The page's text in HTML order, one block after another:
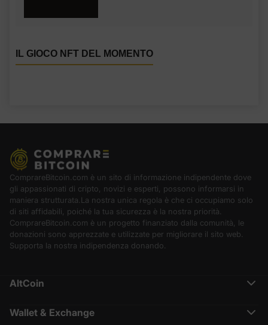
IL GIOCO NFT DEL MOMENTO
ComprareBitcoin.com è un sito di informazione indipendente dove
gli appassionati di cripto, novizi e esperti, possono informarsi in
maniera strutturata.La nostra unica regola è che ci occupiamo solo
di siti affidabili, poiché la tua sicurezza è la nostra priorità.
ComprareBitcoin.com è un progetto finanziato dalla comunità, le
donazioni sono apprezzate e utilizzate per migliorare il sito web.
Supporta la nostra indipendenza donando.
AltCoin
Cardano (ADA)
Polkadot (DOT)
Wallet & Exchange